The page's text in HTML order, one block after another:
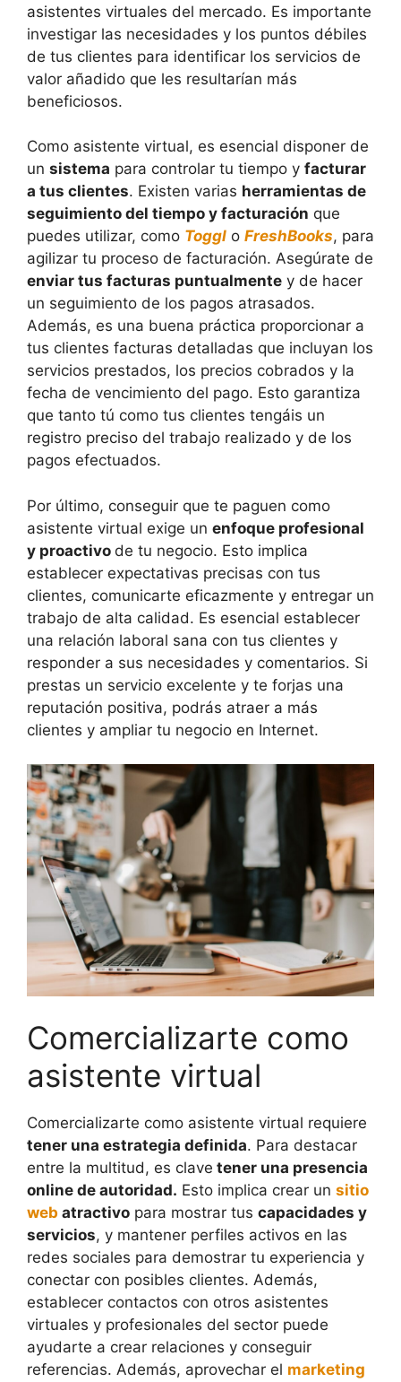
asistentes virtuales del mercado. Es importante
investigar las necesidades y los puntos débiles
de tus clientes para identificar los servicios de
valor añadido que les resultarían más
beneficiosos.
Como asistente virtual, es esencial disponer de
un sistema para controlar tu tiempo y facturar
a tus clientes. Existen varias herramientas de
seguimiento del tiempo y facturación que
puedes utilizar, como Toggl o FreshBooks, para
agilizar tu proceso de facturación. Asegúrate de
enviar tus facturas puntualmente y de hacer
un seguimiento de los pagos atrasados.
Además, es una buena práctica proporcionar a
tus clientes facturas detalladas que incluyan los
servicios prestados, los precios cobrados y la
fecha de vencimiento del pago. Esto garantiza
que tanto tú como tus clientes tengáis un
registro preciso del trabajo realizado y de los
pagos efectuados.
Por último, conseguir que te paguen como
asistente virtual exige un enfoque profesional
y proactivo de tu negocio. Esto implica
establecer expectativas precisas con tus
clientes, comunicarte eficazmente y entregar un
trabajo de alta calidad. Es esencial establecer
una relación laboral sana con tus clientes y
responder a sus necesidades y comentarios. Si
prestas un servicio excelente y te forjas una
reputación positiva, podrás atraer a más
clientes y ampliar tu negocio en Internet.
Comercializarte como
asistente virtual
Comercializarte como asistente virtual requiere
tener una estrategia definida. Para destacar
entre la multitud, es clave tener una presencia
online de autoridad. Esto implica crear un sitio
web atractivo para mostrar tus capacidades y
servicios, y mantener perfiles activos en las
redes sociales para demostrar tu experiencia y
conectar con posibles clientes. Además,
establecer contactos con otros asistentes
virtuales y profesionales del sector puede
ayudarte a crear relaciones y conseguir
referencias. Además, aprovechar el marketing